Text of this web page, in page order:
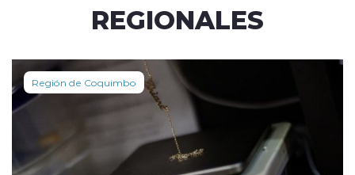
REGIONALES
Región de Coquimbo